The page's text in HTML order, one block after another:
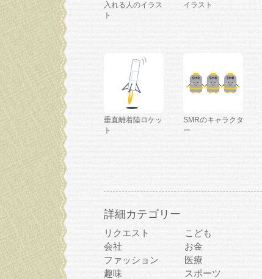
入れる人のイラス
ト
イラスト
垂直離着陸ロケッ
ト
SMRのキャラクタ
ー
詳細カテゴリー
リクエスト こども
会社
お金
ファッション
医療
趣味
スポーツ